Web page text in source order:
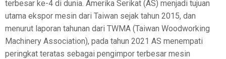
terbesar ke-4 di dunia. Amerika Serikat (AS) menjadi tujuan
utama ekspor mesin dari Taiwan sejak tahun 2015, dan
menurut laporan tahunan dari TWMA (Taiwan Woodworking
Machinery Association), pada tahun 2021 AS menempati
peringkat teratas sebagai pengimpor terbesar mesin